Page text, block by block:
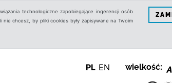
technologiczne zapobiegające ingerencji osób
chcesz, by pliki cookies były zapisywane na Twoim
PL EN wielkość: